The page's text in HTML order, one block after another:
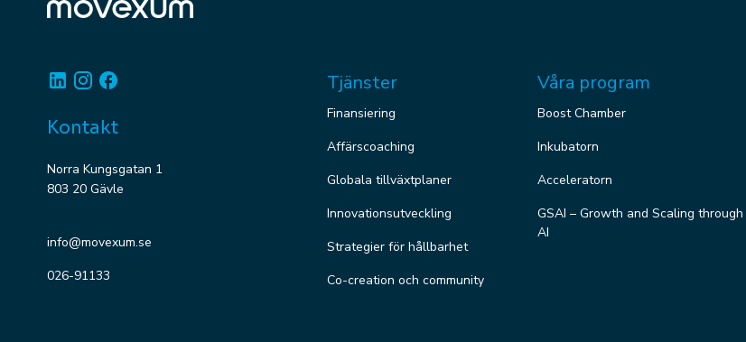
LinkedinInstagram
Kontakt
Norra Kungsgatan 1
803 20 Gävle
info@movexum.se
026-91133
Tjänster
Finansiering
Affärscoaching
Globala tillväxtplaner
Innovationsutveckling
Strategier för hållbarhet
Co-creation och community
Våra program
Boost Chamber
Inkubatorn
Acceleratorn
GSAI – Growth and Scaling through
AI